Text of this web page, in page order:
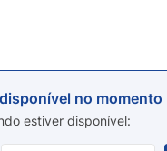
no momento
estiver disponível